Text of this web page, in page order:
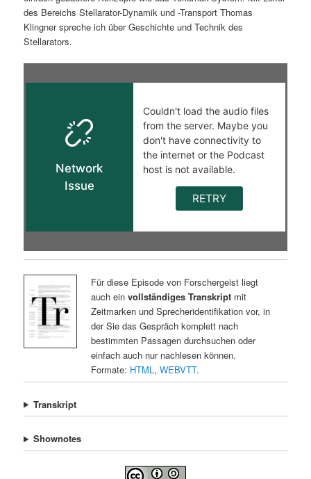
g
e
i
n
des Bereichs Stellarator-Dynamik und -Transport Thomas
Klingner spreche ich über Geschichte und Technik des
Stellarators.
Für diese Episode von Forschergeist liegt
auch ein vollständiges Transkriptmit
Zeitmarken und Sprecheridentifikation vor, in
der Sie das Gespräch komplett nach
bestimmten Passagen durchsuchen oder
einfach auch nur nachlesen können.
Formate: HTML, WEBVTT.
Transkript
Shownotes